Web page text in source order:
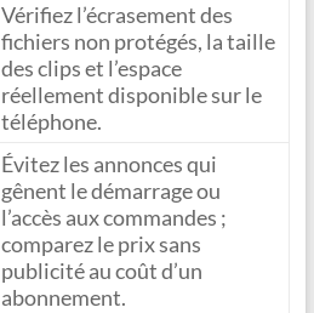
Vérifiez l’écrasement des
fichiers non protégés, la taille
des clips et l’espace
réellement disponible sur le
téléphone.
Évitez les annonces qui
gênent le démarrage ou
l’accès aux commandes ;
comparez le prix sans
publicité au coût d’un
abonnement.